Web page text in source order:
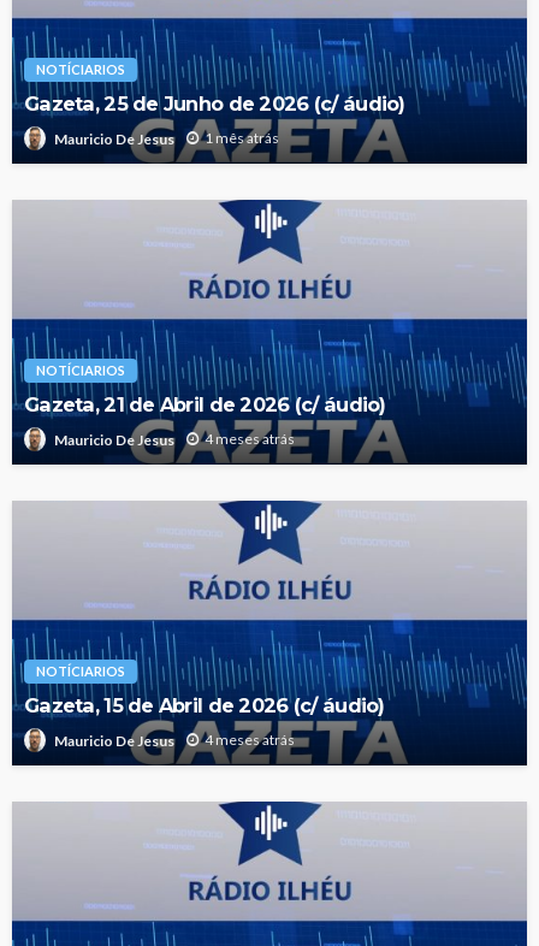
NOTÍCIARIOS
Gazeta, 25 de Junho de 2026 (c/ áudio)
Mauricio De Jesus 1 mês atrás
NOTÍCIARIOS
Gazeta, 21 de Abril de 2026 (c/ áudio)
Mauricio De Jesus 4 meses atrás
NOTÍCIARIOS
Gazeta, 15 de Abril de 2026 (c/ áudio)
Mauricio De Jesus 4 meses atrás